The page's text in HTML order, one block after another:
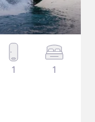
1 1